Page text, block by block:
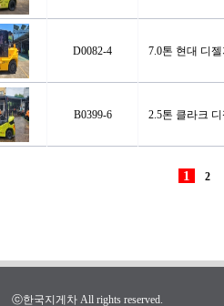
D0082-4 7.0톤 현대 디
B0399-6 2.5톤 클라크
1 2
ⓒ한국지게차 All rights reserved.